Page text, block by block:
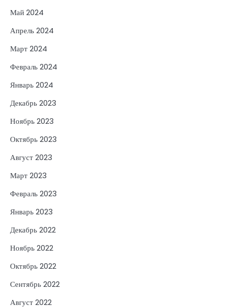
Май 2024
Апрель 2024
Март 2024
Февраль 2024
Январь 2024
Декабрь 2023
Ноябрь 2023
Октябрь 2023
Август 2023
Март 2023
Февраль 2023
Январь 2023
Декабрь 2022
Ноябрь 2022
Октябрь 2022
Сентябрь 2022
Август 2022